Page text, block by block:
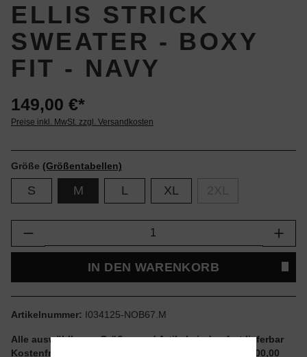
ELLIS STRICK
SWEATER - BOXY
FIT - NAVY
149,00 €*
Preise inkl. MwSt. zzgl. Versandkosten
Größe (Größentabellen)
S M L XL
Produkt Anzahl: Gib den gewünschten
IN DEN WARENKORB
Artikelnummer: I034125-NOB67.M
Alle auswählbaren Größen und Artikel sind sofort lieferbar
Kostenfreier Versand ab einem Einkaufswert von € 100,00